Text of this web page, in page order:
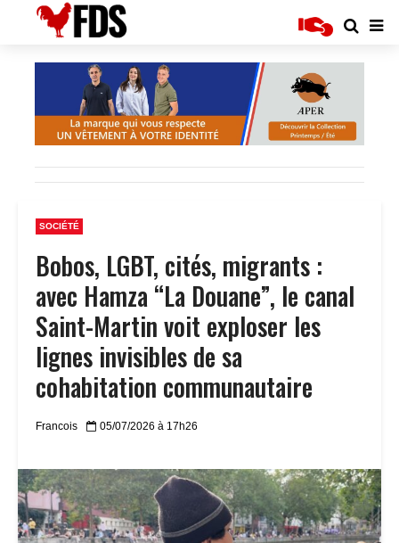
SOCIÉTÉ
Bobos, LGBT, cités, migrants :
avec Hamza “La Douane”, le canal
Saint-Martin voit exploser les
lignes invisibles de sa
cohabitation communautaire
Francois 05/07/2026 à 17h26